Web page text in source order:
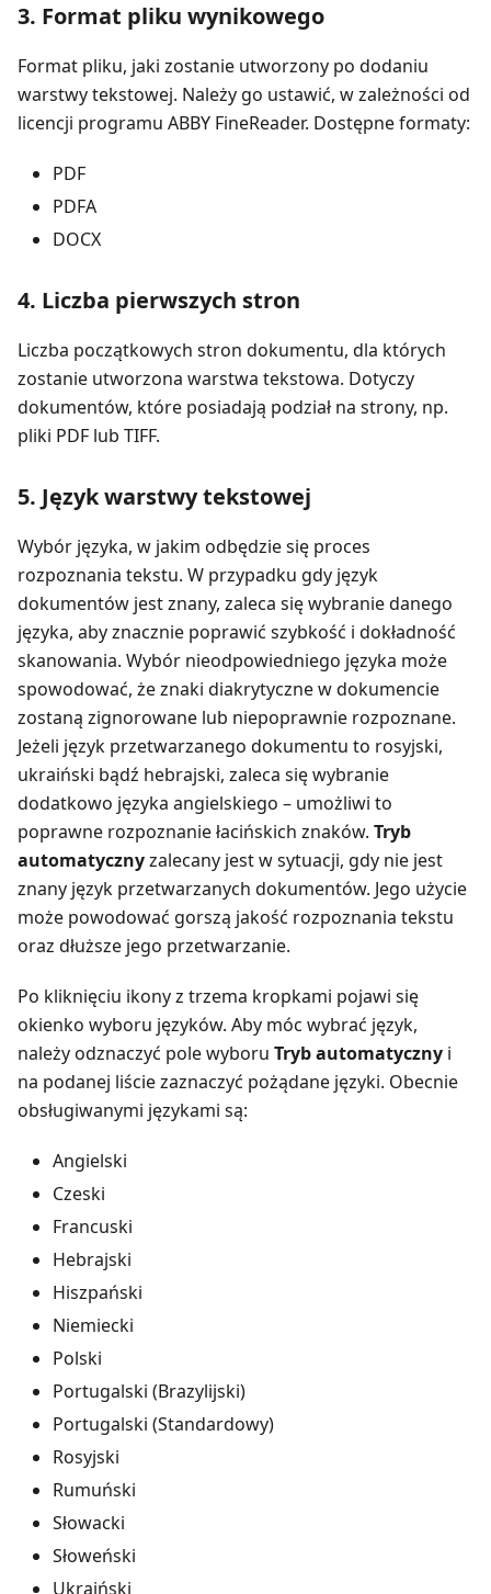
3. Format pliku wynikowego
Format pliku, jaki zostanie utworzony po dodaniu
warstwy tekstowej. Należy go ustawić, w zależności od
licencji programu ABBY FineReader. Dostępne formaty:
PDF
PDFA
DOCX
4. Liczba pierwszych stron
Liczba początkowych stron dokumentu, dla których
zostanie utworzona warstwa tekstowa. Dotyczy
dokumentów, które posiadają podział na strony, np.
pliki PDF lub TIFF.
5. Język warstwy tekstowej
Wybór języka, w jakim odbędzie się proces
rozpoznania tekstu. W przypadku gdy język
dokumentów jest znany, zaleca się wybranie danego
języka, aby znacznie poprawić szybkość i dokładność
skanowania. Wybór nieodpowiedniego języka może
spowodować, że znaki diakrytyczne w dokumencie
zostaną zignorowane lub niepoprawnie rozpoznane.
Jeżeli język przetwarzanego dokumentu to rosyjski,
ukraiński bądź hebrajski, zaleca się wybranie
dodatkowo języka angielskiego – umożliwi to
poprawne rozpoznanie łacińskich znaków. Tryb
automatycznyzalecany jest w sytuacji, gdy nie jest
znany język przetwarzanych dokumentów. Jego użycie
może powodować gorszą jakość rozpoznania tekstu
oraz dłuższe jego przetwarzanie.
Po kliknięciu ikony z trzema kropkami pojawi się
okienko wyboru języków. Aby móc wybrać język,
należy odznaczyć pole wyboru Tryb automatyczny i
na podanej liście zaznaczyć pożądane języki. Obecnie
obsługiwanymi językami są:
Angielski
Czeski
Francuski
Hebrajski
Hiszpański
Niemiecki
Polski
Portugalski (Brazylijski)
Portugalski (Standardowy)
Rosyjski
Rumuński
Słowacki
Słoweński
Ukraiński